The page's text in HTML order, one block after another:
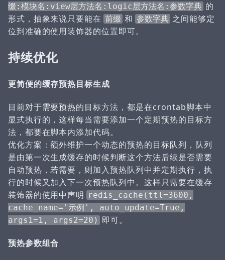
缀:模块名:view层方法名:logic层方法名:参数字典 的
形式，抽象来说只要能在 前缀 和 参数字典 之间能够定
位到准确的使用装饰器的位置即可。
持续优化
更简便的缓存预热目标生成
目前对于需要预热的目标方法，都是在crontab脚本中
显式执行的，这样每当需要添加一个定期预热的目标方
法，都要在脚本内添加代码。
优化方案：额外维护一个动态的预热的目标队列，队列
是由第一次生成缓存的时候判断这个方法后续是否需要
自动预热，若需要，则加入预热队列中并定期执行，执
行的时候又加入下一次预热队列中。这样只需要在缓存
装饰器的使用中声明
redis_cache(ttl=3600,
cache_name='示例', auto_update=True,
args1=1, args2=20) 即可。
预热参数组合